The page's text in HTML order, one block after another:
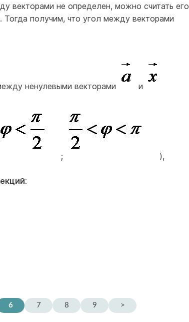
векторами не определен, можно считать его
получим, что угол между векторами
ненулевыми векторами и
; ),
:
6 7 8 9 >